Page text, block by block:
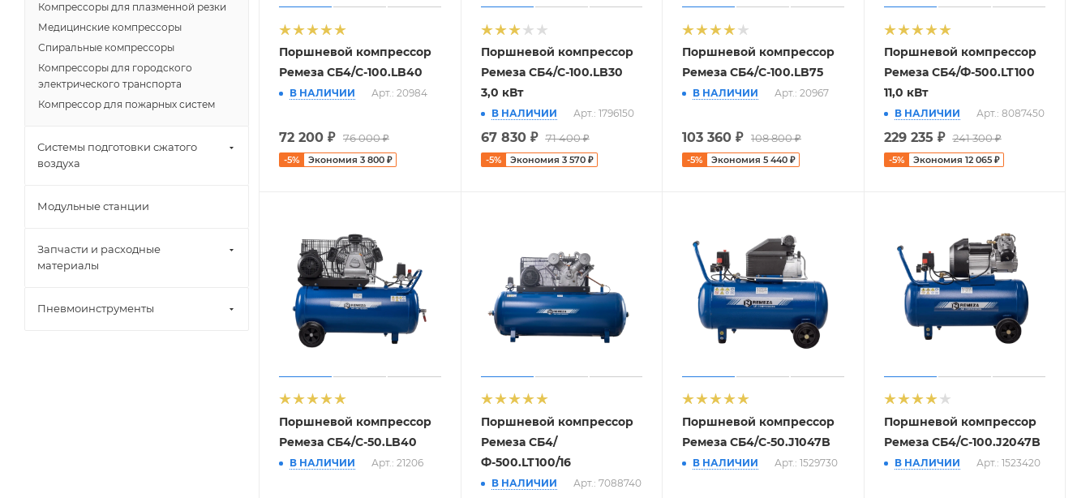
Поршневой компрессор
Ремеза СБ4/С-100.LB40
В НАЛИЧИИ Арт.: 20984
72 200 ₽ 76 000₽
-5% Экономия 3 800 ₽
Поршневой компрессор
Ремеза СБ4/С-100.LB30
3,0 кВт
В НАЛИЧИИ Арт.: 1796150
67 830₽ 71 400₽
-5% Экономия 3 570₽
Поршневой компрессор
Ремеза СБ4/С-100.LB75
В НАЛИЧИИ Арт.: 20967
103 360 ₽ 108 800₽
-5% Экономия 5 440 ₽
Поршневой компрессор
Ремеза СБ4/Ф-500.LT100
11,0 кВт
В НАЛИЧИИ Арт.: 8087450
229 235 ₽ 241 300₽
-5% Экономия 12 065₽
Поршневой компрессор
Ремеза СБ4/С-50.LB40
В НАЛИЧИИ Арт.: 21206
Поршневой компрессор
Ремеза СБ4/
Ф-500.LT100/16
В НАЛИЧИИ Арт.: 7088740
Поршневой компрессор
Ремеза СБ4/С-50.J1047B
В НАЛИЧИИ Арт.: 1529730
Поршневой компрессор
Ремеза СБ4/С-100.J2047B
В НАЛИЧИИ Арт.: 1523420
Компрессоры для плазменной резки
Медицинские компрессоры
Спиральные компрессоры
Компрессоры для городского
электрического транспорта
Компрессор для пожарных систем
Системы подготовки сжатого
воздуха
Модульные станции
Запчасти и расходные
материалы
Пневмоинструменты